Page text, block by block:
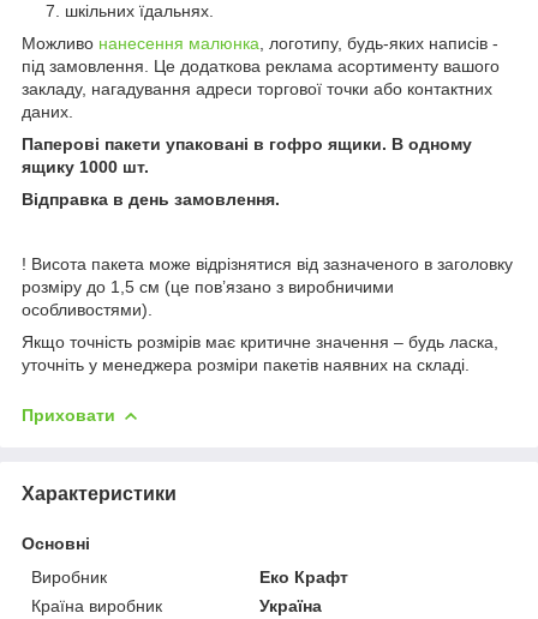
шкільних їдальнях.
Можливо нанесення малюнка , логотипу, будь-яких написів -
під замовлення. Це додаткова реклама асортименту вашого
закладу, нагадування адреси торгової точки або контактних
даних.
Паперові пакети упаковані в гофро ящики. В одному
ящику 1000 шт.
Відправка в день замовлення.
! Висота пакета може відрізнятися від зазначеного в заголовку
розміру до 1,5 см (це пов’язано з виробничими
особливостями).
Якщо точність розмірів має критичне значення – будь ласка,
уточніть у менеджера розміри пакетів наявних на складі.
Приховати
Характеристики
Основні
Виробник
Еко Крафт
Країна виробник
Україна